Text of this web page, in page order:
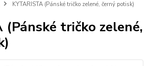
KYTARISTA (Pánské tričko zelené, černý potisk)
(Pánské tričko zelené,